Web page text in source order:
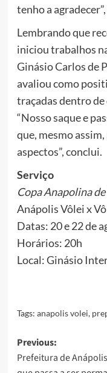
tenho a
Lembrando que
iniciou trabalhos
Ginásio Carlos de
avaliou como
traçadas dentro
“Nosso saque e
que, mesmo
aspectos”, conclui.
Serviço
Copa Anapolina
Anápolis Vôlei x
Datas: 20 e 22 de
Horários: 20h
Local: Ginásio
Tags: anapolis volei,
Post
navigation
Previous:
Prefeitura de